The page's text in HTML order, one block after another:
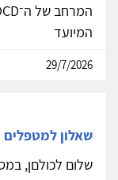
המיועד
29/7/2026
שאלון
שלום לכולםן,